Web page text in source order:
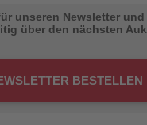
unseren Newsletter
über den nächsten
BESTELLEN